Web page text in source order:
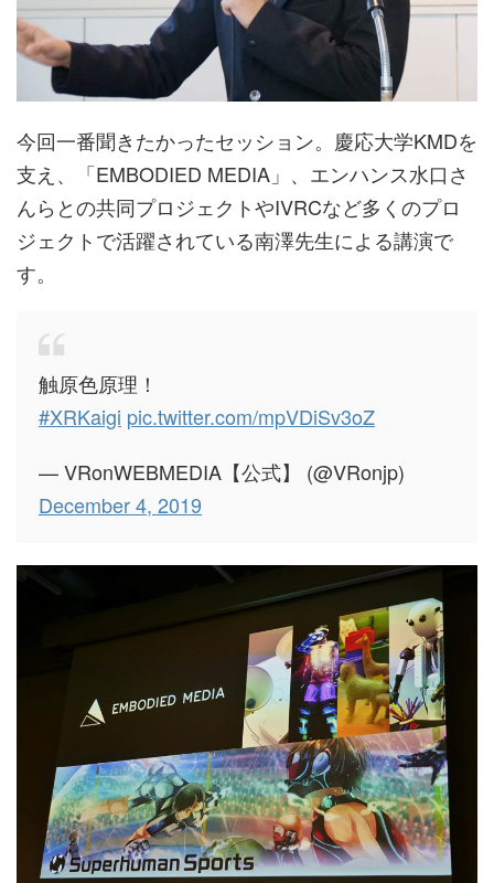
今回一番聞きたかったセッション。慶応大学KMDを
支え、「EMBODIED MEDIA」、エンハンス水口さ
んらとの共同プロジェクトやIVRCなど多くのプロ
ジェクトで活躍されている南澤先生による講演で
す。
触原色原理！
#XRKaigi pic.twitter.com/mpVDiSv3oZ
— VRonWEBMEDIA【公式】 (@VRonjp)
December 4, 2019